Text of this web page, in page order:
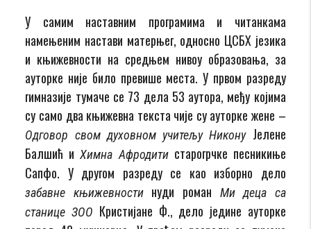
У самим наставним програмима и читанкама
намењеним настави матерњег, односно ЦСБХ језика
и књижевности на средњем нивоу образовања, за
ауторке није било превише места. У првом разреду
гимназије тумаче се 73 дела 53 аутора, међу којима
су само два књижевна текста чије су ауторке жене –
Одговор свом духовном учитељу НиконуЈелене
Балшић иХимна Афродитистарогрчке песникиње
Сапфо. У другом разреду се као изборно дело
забавне књижевности нуди роман
Ми деца са
станице ЗОО Кристијане Ф., дело једине ауторке